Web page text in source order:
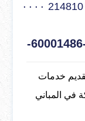
خدمات
في المباني